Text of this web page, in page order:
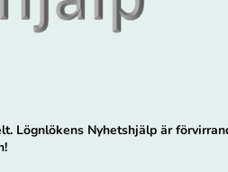
Lögnlökens Nyhetshjälp är